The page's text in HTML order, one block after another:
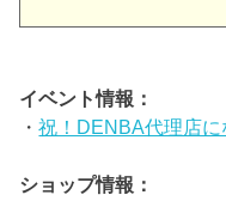
イベント情報：
・祝！DENBA代理店に
ショップ情報：